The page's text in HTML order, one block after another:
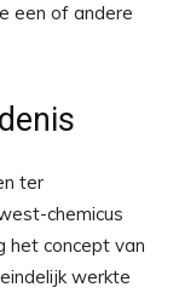
een of andere
ter
chemicus
het concept van
werkte